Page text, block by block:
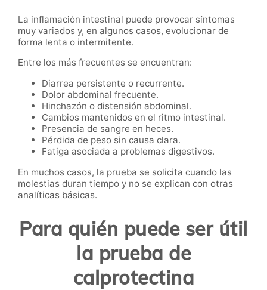
La inflamación intestinal puede provocar síntomas
muy variados y, en algunos casos, evolucionar de
forma lenta o intermitente.
Entre los más frecuentes se encuentran:
Diarrea persistente o recurrente.
Dolor abdominal frecuente.
Hinchazón o distensión abdominal.
Cambios mantenidos en el ritmo intestinal.
Presencia de sangre en heces.
Pérdida de peso sin causa clara.
Fatiga asociada a problemas digestivos.
En muchos casos, la prueba se solicita cuando las
molestias duran tiempo y no se explican con otras
analíticas básicas.
Para quién puede ser útil
la prueba de
calprotectina